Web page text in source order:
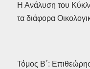
Η Ανάλυση του
τα διάφορα
Τόμος Β΄: